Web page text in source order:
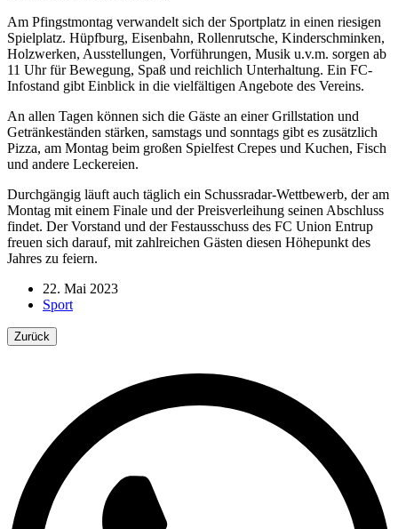
Am Pfingstmontag verwandelt sich der Sportplatz in einen riesigen
Spielplatz. Hüpfburg, Eisenbahn, Rollenrutsche, Kinderschminken,
Holzwerken, Ausstellungen, Vorführungen, Musik u.v.m. sorgen ab
11 Uhr für Bewegung, Spaß und reichlich Unterhaltung. Ein FC-
Infostand gibt Einblick in die vielfältigen Angebote des Vereins.
An allen Tagen können sich die Gäste an einer Grillstation und
Getränkeständen stärken, samstags und sonntags gibt es zusätzlich
Pizza, am Montag beim großen Spielfest Crepes und Kuchen, Fisch
und andere Leckereien.
Durchgängig läuft auch täglich ein Schussradar-Wettbewerb, der am
Montag mit einem Finale und der Preisverleihung seinen Abschluss
findet. Der Vorstand und der Festausschuss des FC Union Entrup
freuen sich darauf, mit zahlreichen Gästen diesen Höhepunkt des
Jahres zu feiern.
22. Mai 2023
Sport